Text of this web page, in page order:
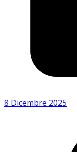
8 Dicembre 2025